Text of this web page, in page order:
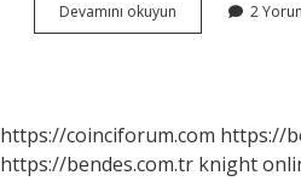
Devamını okuyun
Kemikleri
2
https://coinciforum.com https://
https://bendes.com.tr knight